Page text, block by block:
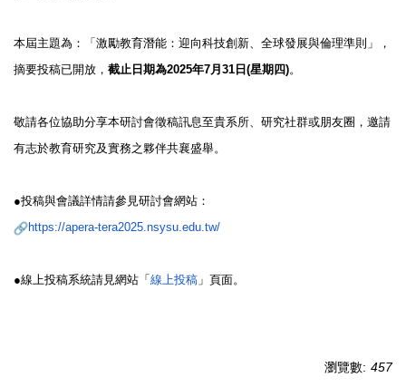
本屆主題為：「激勵教育潛能：迎向科技創新、 全球發展與倫理準則」，
摘要投稿已開放， 截止日期為2025年7月 31 日 (星期四)。
敬請各位協助分享本研討會徵稿訊息至貴系所、研究社群或朋友圈， 邀請
有志於教育研究及實務之夥伴共襄盛舉。
●投稿與會議詳情請參見研討會網站：
https://apera-tera2025.nsysu.edu.tw/
●線上投稿系統請見網站「 線上投稿 」頁面。
瀏覽數: 457